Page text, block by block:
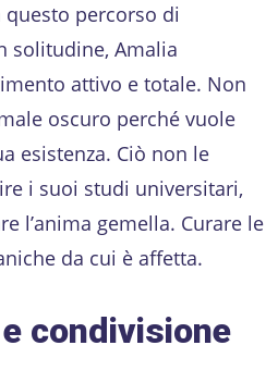
percorso di
solitudine, Amalia
attivo e totale. Non
oscuro perché vuole
esistenza. Ciò non le
i suoi studi universitari,
l’anima gemella. Curare le
da cui è affetta.
condivisione